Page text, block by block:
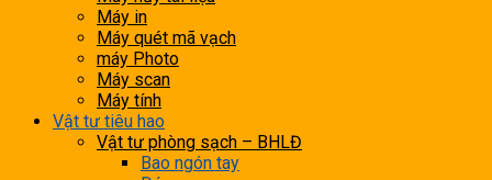
Máy in
Máy quét mã vạch
máy Photo
Máy scan
Máy tính
Vật tư tiêu hao
Vật tư phòng sạch – BHLĐ
Bao ngón tay